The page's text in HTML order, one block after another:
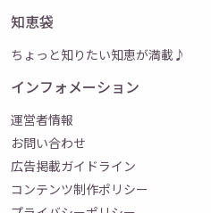
知恵袋
ちょっと知りたい知恵が満載♪
インフォメーション
運営者情報
お問い合わせ
広告掲載ガイドライン
コンテンツ制作ポリシー